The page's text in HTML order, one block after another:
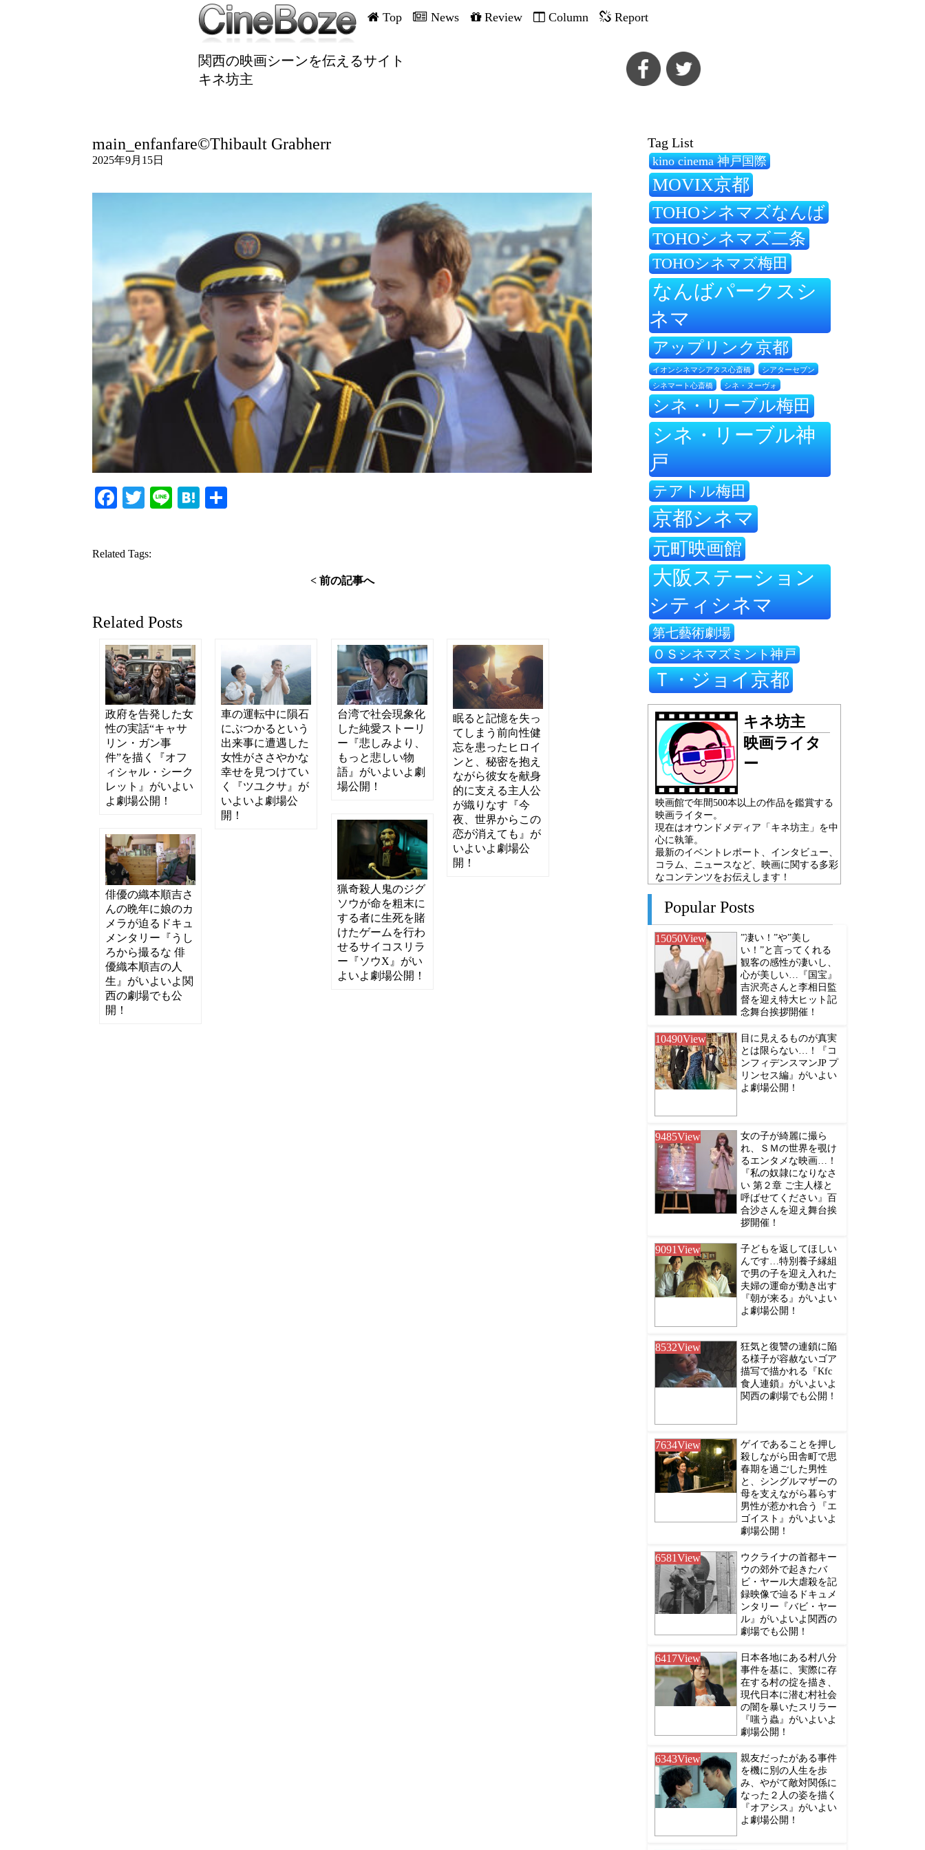
Top News Review Column Report
関西の映画シーンを伝えるサイト
キネ坊主
main_enfanfare©Thibault Grabherr
2025年9月15日
Facebook
TwitterLineHatena
Related Tags:
< 前の記事へ
Related Posts
政府を告発した女
性の実話“キャサ
リン・ガン事
件”を描く『オフ
ィシャル・シーク
レット』がいよい
よ劇場公開！
車の運転中に隕石
にぶつかるという
出来事に遭遇した
女性がささやかな
幸せを見つけてい
く『ツユクサ』が
いよいよ劇場公
開！
台湾で社会現象化
した純愛ストーリ
ー『悲しみより、
もっと悲しい物
語』がいよいよ劇
場公開！
眠ると記憶を失っ
てしまう前向性健
忘を患ったヒロイ
ンと、秘密を抱え
ながら彼女を献身
的に支える主人公
が織りなす『今
夜、世界からこの
恋が消えても』が
いよいよ劇場公
開！
猟奇殺人鬼のジグ
ソウが命を粗末に
する者に生死を賭
けたゲームを行わ
せるサイコスリラ
ー『ソウX』がい
よいよ劇場公開！
俳優の織本順吉さ
んの晩年に娘のカ
メラが迫るドキュ
メンタリー『うし
ろから撮るな 俳
優織本順吉の人
生』がいよいよ関
西の劇場でも公
開！
Tag List
kino cinema 神戸国際
MOVIX京都
TOHOシネマズなんば
TOHOシネマズ二条
TOHOシネマズ梅田
なんばパークスシ
ネマ
アップリンク京都
イオンシネマシアタス心斎橋 シアターセブン
シネマート心斎橋 シネ・ヌーヴォ
シネ・リーブル梅田
シネ・リーブル神
戸
テアトル梅田
京都シネマ
元町映画館
大阪ステーション
シティシネマ
第七藝術劇場
ＯＳシネマズミント神戸
Ｔ・ジョイ京都
キネ坊主
映画ライタ
ー
映画館で年間500本以上の作品を鑑賞する
映画ライター。
現在はオウンドメディア「キネ坊主」を中
心に執筆。
最新のイベントレポート、インタビュー、
コラム、ニュースなど、映画に関する多彩
なコンテンツをお伝えします！
Popular Posts
15050View
”凄い！”や”美し
い！”と言ってくれる
観客の感性が凄いし、
心が美しい…『国宝』
吉沢亮さんと李相日監
督を迎え特大ヒット記
念舞台挨拶開催！
10490View
目に見えるものが真実
とは限らない…！『コ
ンフィデンスマンJP プ
リンセス編』がいよい
よ劇場公開！
9485View
女の子が綺麗に撮ら
れ、ＳＭの世界を覗け
るエンタメな映画…！
『私の奴隷になりなさ
い 第２章 ご主人様と
呼ばせてください』百
合沙さんを迎え舞台挨
拶開催！
9091View
子どもを返してほしい
んです…特別養子縁組
で男の子を迎え入れた
夫婦の運命が動き出す
『朝が来る』がいよい
よ劇場公開！
8532View
狂気と復讐の連鎖に陥
る様子が容赦ないゴア
描写で描かれる『Kfc
食人連鎖』がいよいよ
関西の劇場でも公開！
7634View
ゲイであることを押し
殺しながら田舎町で思
春期を過ごした男性
と、シングルマザーの
母を支えながら暮らす
男性が惹かれ合う『エ
ゴイスト』がいよいよ
劇場公開！
6581View
ウクライナの首都キー
ウの郊外で起きたバ
ビ・ヤール大虐殺を記
録映像で辿るドキュメ
ンタリー『バビ・ヤー
ル』がいよいよ関西の
劇場でも公開！
6417View
日本各地にある村八分
事件を基に、実際に存
在する村の掟を描き、
現代日本に潜む村社会
の闇を暴いたスリラー
『嗤う蟲』がいよいよ
劇場公開！
6343View
親友だったがある事件
を機に別の人生を歩
み、やがて敵対関係に
なった２人の姿を描く
『オアシス』がいよい
よ劇場公開！